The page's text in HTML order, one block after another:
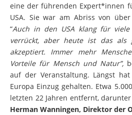
eine der führenden Expert*innen
USA. Sie war am Abriss von
“Auch in den USA klang für
verrückt, aber heute ist das als
akzeptiert. Immer mehr
Vorteile für Mensch und Natur”,
auf der Veranstaltung. Längst
Europa Einzug gehalten. Etwa
letzten 22 Jahren entfernt,
Herman Wanningen, Direktor der